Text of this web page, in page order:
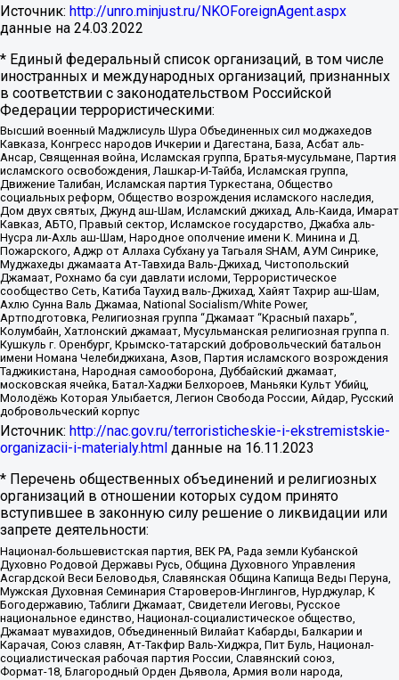
Источник: http://unro.minjust.ru/NKOForeignAgent.aspx
данные на 24.03.2022
* Единый федеральный список организаций, в том числе
иностранных и международных организаций, признанных
в соответствии с законодательством Российской
Федерации террористическими:
Высший военный Маджлисуль Шура Объединенных сил моджахедов
Кавказа, Конгресс народов Ичкерии и Дагестана, База, Асбат аль-
Ансар, Священная война, Исламская группа, Братья-мусульмане, Партия
исламского освобождения, Лашкар-И-Тайба, Исламская группа,
Движение Талибан, Исламская партия Туркестана, Общество
социальных реформ, Общество возрождения исламского наследия,
Дом двух святых, Джунд аш-Шам, Исламский джихад, Аль-Каида, Имарат
Кавказ, АБТО, Правый сектор, Исламское государство, Джабха аль-
Нусра ли-Ахль аш-Шам, Народное ополчение имени К. Минина и Д.
Пожарского, Аджр от Аллаха Субхану уа Тагьаля SHAM, АУМ Синрике,
Муджахеды джамаата Ат-Тавхида Валь-Джихад, Чистопольский
Джамаат, Рохнамо ба суи давлати исломи, Террористическое
сообщество Сеть, Катиба Таухид валь-Джихад, Хайят Тахрир аш-Шам,
Ахлю Сунна Валь Джамаа, National Socialism/White Power,
Артподготовка, Религиозная группа “Джамаат “Красный пахарь”,
Колумбайн, Хатлонский джамаат, Мусульманская религиозная группа п.
Кушкуль г. Оренбург, Крымско-татарский добровольческий батальон
имени Номана Челебиджихана, Азов, Партия исламского возрождения
Таджикистана, Народная самооборона, Дуббайский джамаат,
московская ячейка, Батал-Хаджи Белхороев, Маньяки Культ Убийц,
Молодёжь Которая Улыбается, Легион Свобода России, Айдар, Русский
добровольческий корпус
Источник: http://nac.gov.ru/terroristicheskie-i-ekstremistskie-
organizacii-i-materialy.html данные на 16.11.2023
* Перечень общественных объединений и религиозных
организаций в отношении которых судом принято
вступившее в законную силу решение о ликвидации или
запрете деятельности:
Национал-большевистская партия, ВЕК РА, Рада земли Кубанской
Духовно Родовой Державы Русь, Община Духовного Управления
Асгардской Веси Беловодья, Славянская Община Капища Веды Перуна,
Мужская Духовная Семинария Староверов-Инглингов, Нурджулар, К
Богодержавию, Таблиги Джамаат, Свидетели Иеговы, Русское
национальное единство, Национал-социалистическое общество,
Джамаат мувахидов, Объединенный Вилайат Кабарды, Балкарии и
Карачая, Союз славян, Ат-Такфир Валь-Хиджра, Пит Буль, Национал-
социалистическая рабочая партия России, Славянский союз,
Формат-18, Благородный Орден Дьявола, Армия воли народа,